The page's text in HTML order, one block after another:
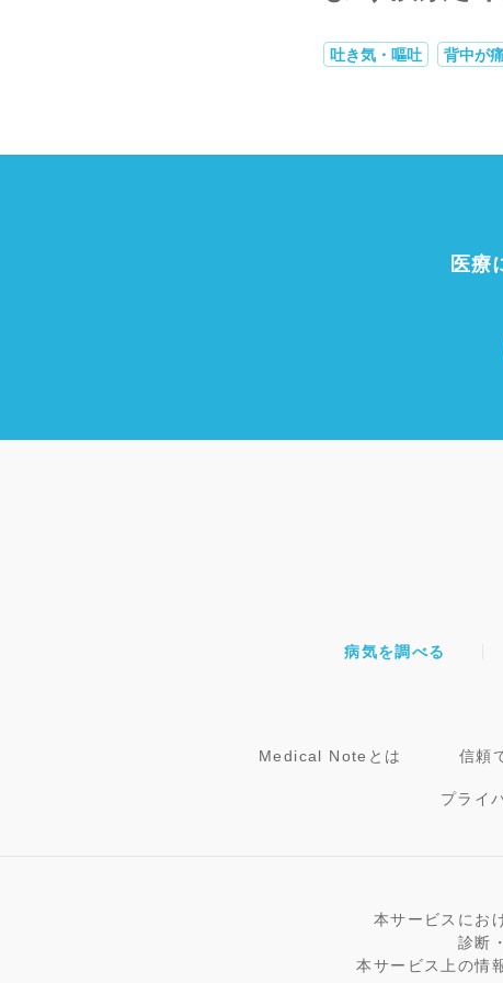
吐き気・嘔吐 背中が
医療
病気を調べる
Medical Noteとは 信頼
プライ
本サービスにお
診断
本サービス上の情